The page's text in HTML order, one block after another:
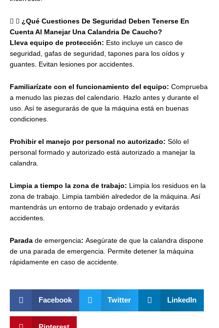
¿Qué Cuestiones De Seguridad Deben Tenerse En
Cuenta Al Manejar Una Calandria De Caucho?
Lleva equipo de protección: Esto incluye un casco de
seguridad, gafas de seguridad, tapones para los oídos y
guantes. Evitan lesiones por accidentes.
Familiarízate con el funcionamiento del equipo: Comprueba
a menudo las piezas del calendario. Hazlo antes y durante el
uso. Así te asegurarás de que la máquina está en buenas
condiciones.
Prohibir el manejo por personal no autorizado: Sólo el
personal formado y autorizado está autorizado a manejar la
calandra.
Limpia a tiempo la zona de trabajo:
Limpia los residuos en la
zona de trabajo. Limpia también alrededor de la máquina. Así
mantendrás un entorno de trabajo ordenado y evitarás
accidentes.
Parada de emergencia: Asegúrate de que la calandra dispone
de una parada de emergencia. Permite detener la máquina
rápidamente en caso de accidente.
Facebook Twitter LinkedIn